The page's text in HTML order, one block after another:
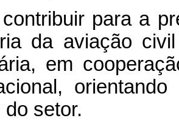
para a
da aviação
em
setor.